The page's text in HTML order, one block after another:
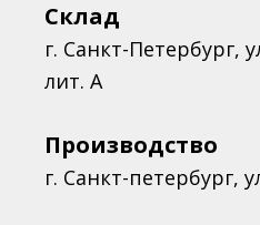
Склад
г. Санкт-Петербург,
лит. А
Производство
г. Санкт-петербург,